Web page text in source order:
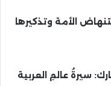
الأمة وتذكيرها
سيرةُ عالمِ العربية